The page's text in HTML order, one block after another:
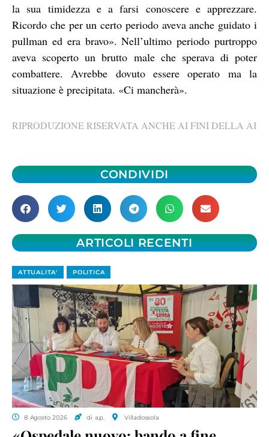
la sua timidezza e a farsi conoscere e apprezzare.
Ricordo che per un certo periodo aveva anche guidato i
pullman ed era bravo». Nell’ultimo periodo purtroppo
aveva scoperto un brutto male che sperava di poter
combattere. Avrebbe dovuto essere operato ma la
situazione è precipitata. «Ci mancherà».
RIPRODUZIONE RISERVATA ANCHE AI FINI DELLA AI
CONDIVIDI
ARTICOLI RECENTI
ATTUALITA' POLITICA
8 Agosto 2026 di a.p. Villadossola